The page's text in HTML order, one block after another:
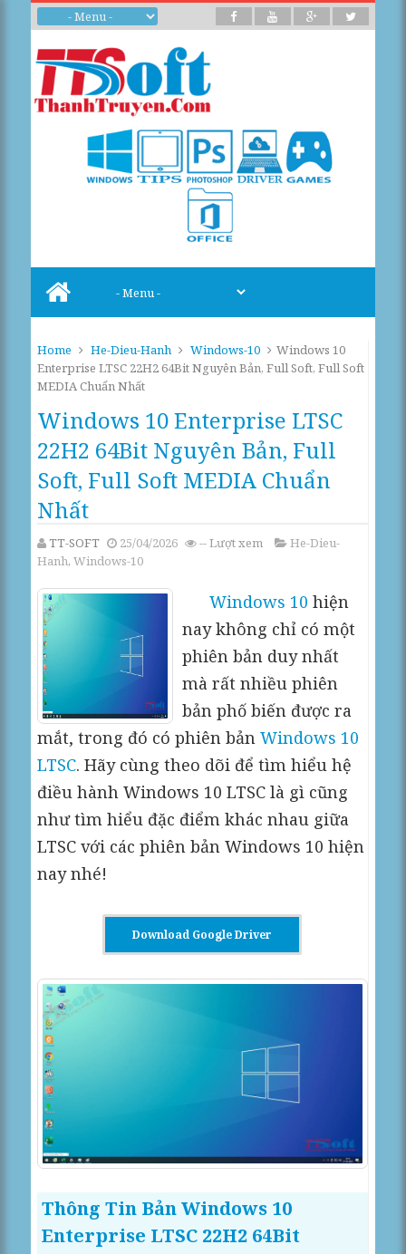
Home He-Dieu-Hanh Windows-10
Windows 10
Enterprise LTSC 22H2 64Bit Nguyên Bản, Full Soft, Full Soft
MEDIA Chuẩn Nhất
Windows 10 Enterprise LTSC
22H2 64Bit Nguyên Bản, Full
Soft, Full Soft MEDIA Chuẩn
Nhất
TT-SOFT 25/04/2026 --Lượt xem
He-Dieu-
Hanh,Windows-10
Windows 10 hiện
nay không chỉ có một
phiên bản duy nhất
mà rất nhiều phiên
bản phố biến được ra
mắt, trong đó có phiên bảnWindows 10
LTSC. Hãy cùng theo dõi để tìm hiểu hệ
điều hành Windows 10 LTSC là gì cũng
như tìm hiểu đặc điểm khác nhau giữa
LTSC với các phiên bản Windows 10 hiện
nay nhé!
Download Google Driver
Thông Tin Bản Windows 10
Enterprise LTSC 22H2 64Bit